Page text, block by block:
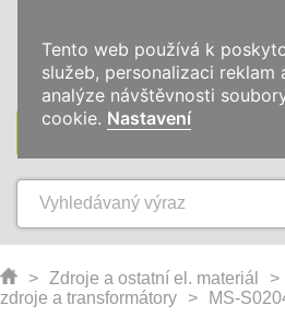
> Zdroje a ostatní el. materiál >
zdroje a transformátory
> MS-
Tento web používá k
služeb, personalizaci reklam
analýze návštěvnosti
cookie. Nastavení